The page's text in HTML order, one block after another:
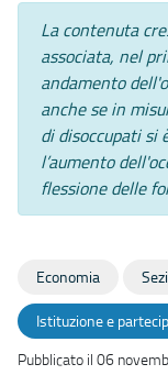
La contenuta
associata, nel
andamento
anche se in
di disoccupati si
l’aumento
flessione delle
Economia
Istituzione e
Pubblicato il 06